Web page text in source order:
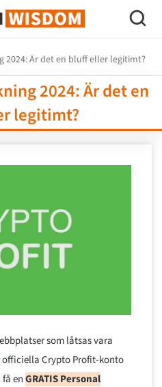
Wisdom
2024: Är det en bluff eller legitimt?
2024: Är det en
legitimt?
som låtsas vara
Crypto Profit-konto
enGRATIS Personal